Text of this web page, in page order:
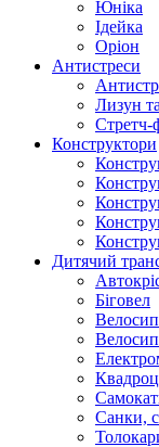
Юніка
Ідейка
Оріон
Антистреси
Лизун
Стретч-
Конструктори
Дитячий
Біговел
Санки,